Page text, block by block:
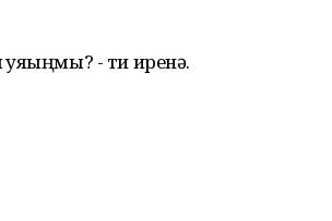
- ти иренә.